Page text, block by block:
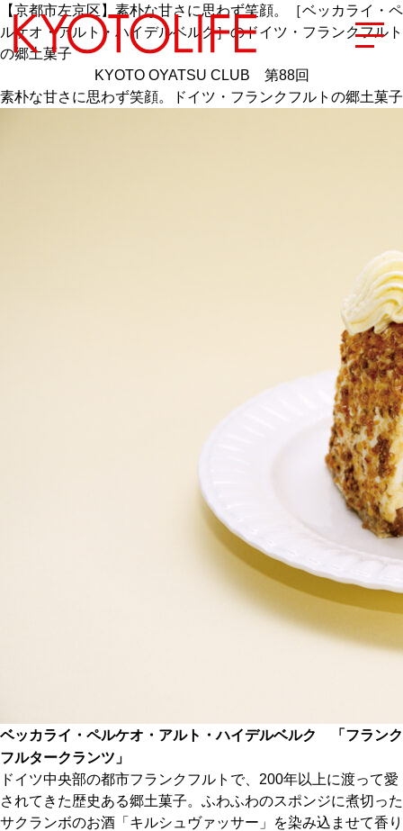
エリアから探す
チケットプレゼント応募
SERIES
カレーが好き
【京都市左京区】素朴な甘さに思わず笑顔。［ベッカライ・ペ
ルケオ・アルト・ハイデルベルク］のドイツ・フランクフルト
の郷土菓子
KYOTO OYATSU CLUB 第88回
素朴な甘さに思わず笑顔。ドイツ・フランクフルトの郷土菓子
ベッカライ・ペルケオ・アルト・ハイデルベルク 「フランク
フルタークランツ」
ドイツ中央部の都市フランクフルトで、200年以上に渡って愛
されてきた歴史ある郷土菓子。ふわふわのスポンジに煮切った
サクランボのお酒「キルシュヴァッサー」を染み込ませて香り